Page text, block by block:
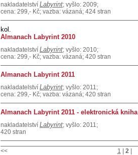
nakladatelství Labyrint; vyšlo: 2009;
cena: 299,- Kč; vazba: vázaná; 424 stran
kol.
Almanach Labyrint 2010
nakladatelství Labyrint; vyšlo: 2010;
cena: 299,- Kč; vazba: vázaná; 420 stran
Almanach Labyrint 2011
nakladatelství Labyrint; vyšlo: 2011;
cena: 299,- Kč; vazba: vázaná; 420 stran
Almanach Labyrint 2011 - elektronická kniha
nakladatelství Labyrint; vyšlo: 2011;
420 stran
<< 1 2|